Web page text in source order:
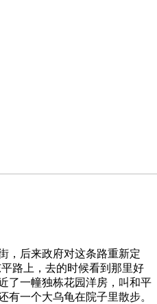
，后来政府对这条路重新定
路上，去的时候看到那里好
了一幢独栋花园洋房，叫和平
有一个大乌龟在院子里散步。